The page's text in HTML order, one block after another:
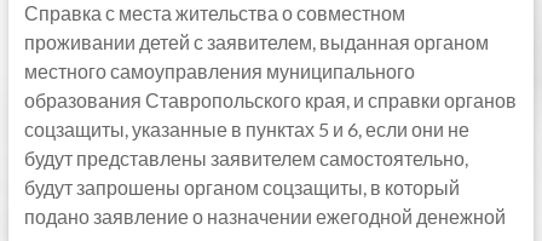
Справка с места жительства о совместном
проживании детей с заявителем, выданная органом
местного самоуправления муниципального
образования Ставропольского края, и справки органов
соцзащиты, указанные в пунктах 5 и 6, если они не
будут представлены заявителем самостоятельно,
будут запрошены органом соцзащиты, в который
подано заявление о назначении ежегодной денежной